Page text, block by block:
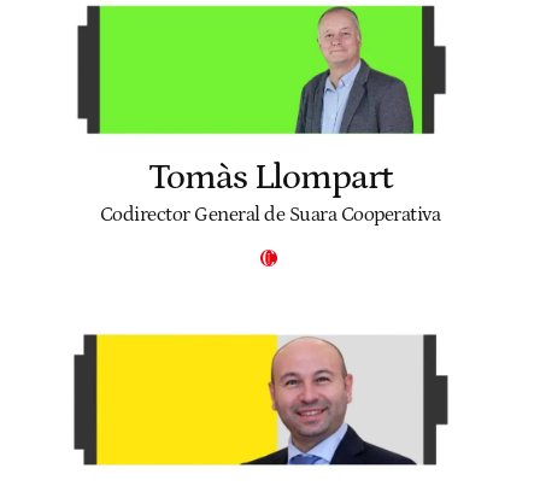
Tomàs Llompart
Codirector General de Suara Cooperativa